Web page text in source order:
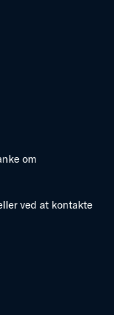
om
ved at kontakte